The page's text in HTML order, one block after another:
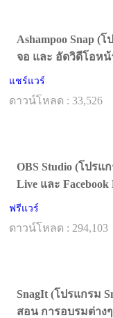
Ashampoo Snap (
จอ และ อัดวิดีโอหน้
แชร์แวร์
ดาวน์โหลด : 33,526
OBS Studio (โปร
Live และ Facebook
ฟรีแวร์
ดาวน์โหลด : 294,103
SnagIt (โปรแกรม
สอน การอบรมต่าง